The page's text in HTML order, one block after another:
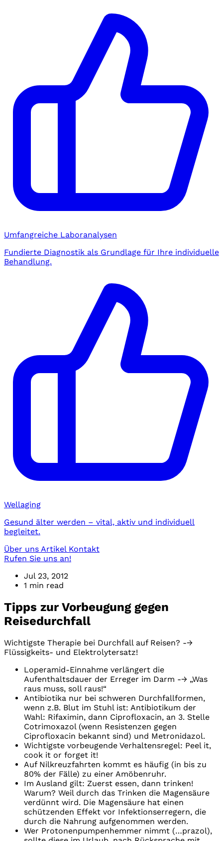
Umfangreiche Laboranalysen
Fundierte Diagnostik als Grundlage für Ihre individuelle
Behandlung.
Wellaging
Gesund älter werden – vital, aktiv und individuell
begleitet.
Über uns Artikel Kontakt
Rufen Sie uns an!
Jul 23, 2012
1 min read
Tipps zur Vorbeugung gegen
Reisedurchfall
Wichtigste Therapie bei Durchfall auf Reisen? -→
Flüssigkeits- und Elektrolytersatz!
Loperamid-Einnahme verlängert die
Aufenthaltsdauer der Erreger im Darm -→ „Was
raus muss, soll raus!“
Antibiotika nur bei schweren Durchfallformen,
wenn z.B. Blut im Stuhl ist: Antibiotikum der
Wahl: Rifaximin, dann Ciprofloxacin, an 3. Stelle
Cotrimoxazol (wenn Resistenzen gegen
Ciprofloxacin bekannt sind) und Metronidazol.
Wichtigste vorbeugende Verhaltensregel: Peel it,
cook it or forget it!
Auf Nilkreuzfahrten kommt es häufig (in bis zu
80% der Fälle) zu einer Amöbenruhr.
Im Ausland gilt: Zuerst essen, dann trinken!
Warum? Weil durch das Trinken die Magensäure
verdünnt wird. Die Magensäure hat einen
schützenden Effekt vor Infektionserregern, die
durch die Nahrung aufgenommen werden.
Wer Protonenpumpenhemmer nimmt (…prazol),